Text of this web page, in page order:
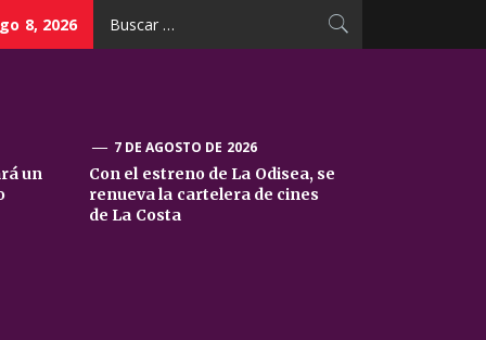
8, 2026
un
7 DE AGOSTO DE 2026
Con el estreno de La Odisea, se
renueva la cartelera de cines
de La Costa